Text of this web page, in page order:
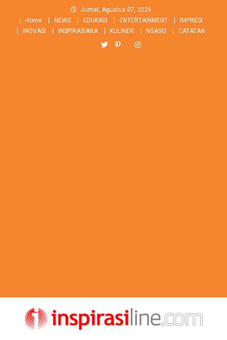
content
Jumat, Agustus 07, 2026
Home
NEWS EDUKASI ENTERTAINMENT
IMPRESI
INOVASI
INSPIRASIANA KULINER NGASO CATATAN